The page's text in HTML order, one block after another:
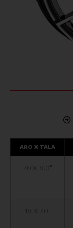
ARO X TALA
20 X 8,0"